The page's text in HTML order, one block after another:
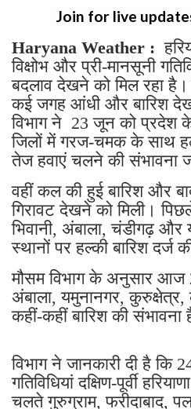
Join for live
Haryana Weather :
विक्षोभ और प्री-मानसूनी
बदलाव देखने को मिल रहा
कई जगह आंधी और बारिश
विभाग ने 23 जून को प्रदेश के
जिलों में गरज-चमक के साथ
तेज हवाएं चलने की संभावना
वहीं कल की हुई बारिश और
गिरावट देखने को मिली।
भिवानी, अंबाला, चंडीगढ़
स्थानों पर हल्की बारिश दर्ज
मौसम विभाग के अनुसार
अंबाला, यमुनानगर,
कहीं-कहीं बारिश की संभावना
विभाग ने जानकारी दी है कि
गतिविधियां दक्षिण-पूर्वी
चलते गुरुग्राम, फरीदाबाद,